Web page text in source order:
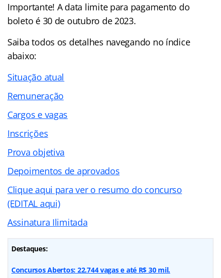
Importante! A data limite para pagamento do
boleto é 30 de outubro de 2023.
Saiba todos os detalhes navegando no índice
abaixo:
Situação atual
Remuneração
Cargos e vagas
Inscrições
Prova objetiva
Depoimentos de aprovados
Clique aqui para ver o resumo do concurso
(EDITAL aqui)
Assinatura Ilimitada
Destaques:
Concursos Abertos: 22.744 vagas e até R$ 30 mil.